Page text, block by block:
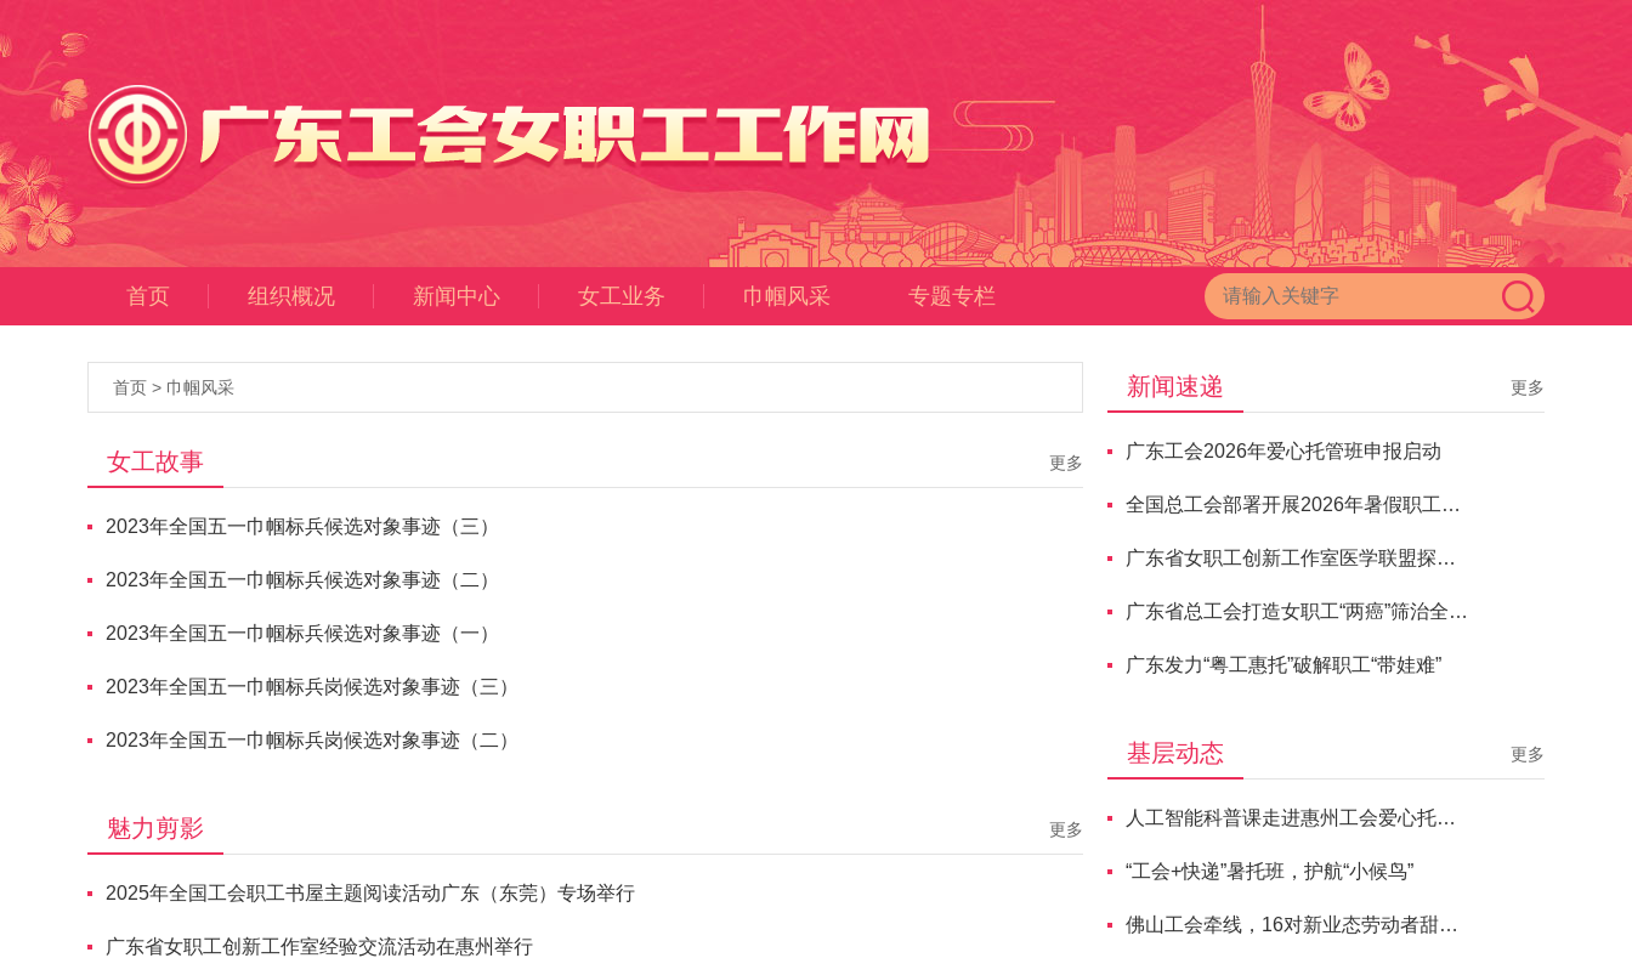
首页 组织概况 新闻中心 女工业务 巾帼风采 专题专栏
首页 > 巾帼风采
女工故事 更多
2023年全国五一巾帼标兵候选对象事迹（三）
2023年全国五一巾帼标兵候选对象事迹（二）
2023年全国五一巾帼标兵候选对象事迹（一）
2023年全国五一巾帼标兵岗候选对象事迹（三）
2023年全国五一巾帼标兵岗候选对象事迹（二）
魅力剪影 更多
2025年全国工会职工书屋主题阅读活动广东（东莞）专场举行
广东省女职工创新工作室经验交流活动在惠州举行
新闻速递 更多
广东工会2026年爱心托管班申报启动
全国总工会部署开展2026年暑假职工子女爱心托管服务
广东省女职工创新工作室医学联盟探寻“主动健康”新路径
广东省总工会打造女职工“两癌”筛治全流程服务体系
广东发力“粤工惠托”破解职工“带娃难”
基层动态 更多
人工智能科普课走进惠州工会爱心托管班
“工会+快递”暑托班，护航“小候鸟”
佛山工会牵线，16对新业态劳动者甜蜜牵手